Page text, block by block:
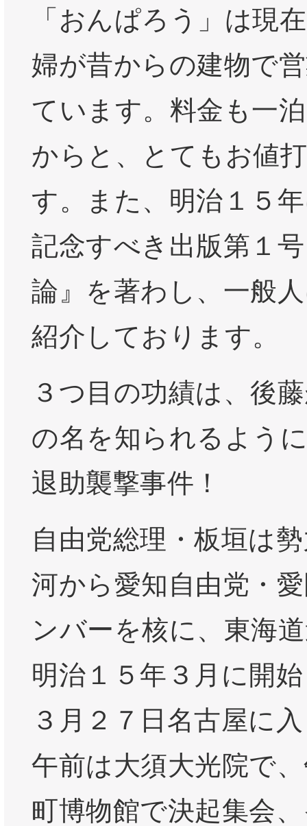
「おんぱろう」は現
婦が昔からの建物で
ています。料金も一
からと、とてもお値
す。また、明治１５
記念すべき出版第１
論』を著わし、一般
紹介しております。
３つ目の功績は、後
の名を知られるよう
退助襲撃事件！
自由党総理・板垣は
河から愛知自由党・
ンバーを核に、東海
明治１５年３月に開
３月２７日名古屋に
午前は大須大光院で
町博物館で決起集会